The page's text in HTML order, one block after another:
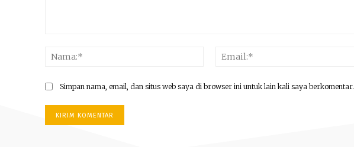
Nama:*
Simpan nama, email, dan situs web saya di browser ini untuk lain kali saya berkomentar.